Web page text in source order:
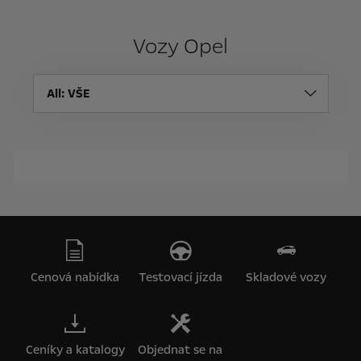
Vozy Opel
All: VŠE
Cenová nabídka Testovací jízda Skladové vozy
Ceníky a katalogy
Objednat se na